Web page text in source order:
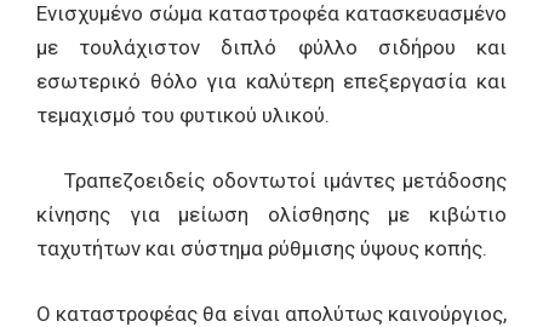
Ενισχυμένο σώμα καταστροφέα κατασκευασμένο
με τουλάχιστον διπλό φύλλο σιδήρου και
εσωτερικό θόλο για καλύτερη επεξεργασία και
τεμαχισμό του φυτικού υλικού.
Τραπεζοειδείς οδοντωτοί ιμάντες μετάδοσης
κίνησης για μείωση ολίσθησης με κιβώτιο
ταχυτήτων και σύστημα ρύθμισης ύψους κοπής.
Ο καταστροφέας θα είναι απολύτως καινούργιος,